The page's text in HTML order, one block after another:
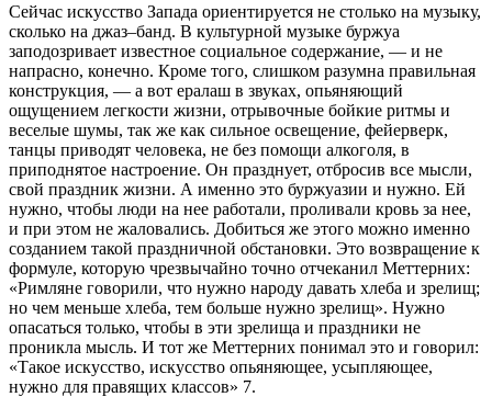
Сейчас искусство Запада ориентируется не столько на музыку,
сколько на джаз–банд. В культурной музыке буржуа
заподозривает известное социальное содержание, — и не
напрасно, конечно. Кроме того, слишком разумна правильная
конструкция, — а вот ералаш в звуках, опьяняющий
ощущением легкости жизни, отрывочные бойкие ритмы и
веселые шумы, так же как сильное освещение, фейерверк,
танцы приводят человека, не без помощи алкоголя, в
приподнятое настроение. Он празднует, отбросив все мысли,
свой праздник жизни. А именно это буржуазии и нужно. Ей
нужно, чтобы люди на нее работали, проливали кровь за нее,
и при этом не жаловались. Добиться же этого можно именно
созданием такой праздничной обстановки. Это возвращение к
формуле, которую чрезвычайно точно отчеканил Меттерних:
«Римляне говорили, что нужно народу давать хлеба и зрелищ;
но чем меньше хлеба, тем больше нужно зрелищ». Нужно
опасаться только, чтобы в эти зрелища и праздники не
проникла мысль. И тот же Меттерних понимал это и говорил:
«Такое искусство, искусство опьяняющее, усыпляющее,
нужно для правящих классов» 7.